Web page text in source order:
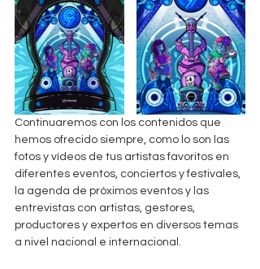
Continuaremos con los contenidos que
hemos ofrecido siempre, como lo son las
fotos y vídeos de tus artistas favoritos en
diferentes eventos, conciertos y festivales,
la agenda de próximos eventos y las
entrevistas con artistas, gestores,
productores y expertos en diversos temas
a nivel nacional e internacional.